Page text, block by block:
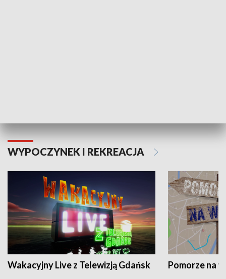
WYPOCZYNEK I REKREACJA
Wakacyjny Live z Telewizją Gdańsk Pomorze na